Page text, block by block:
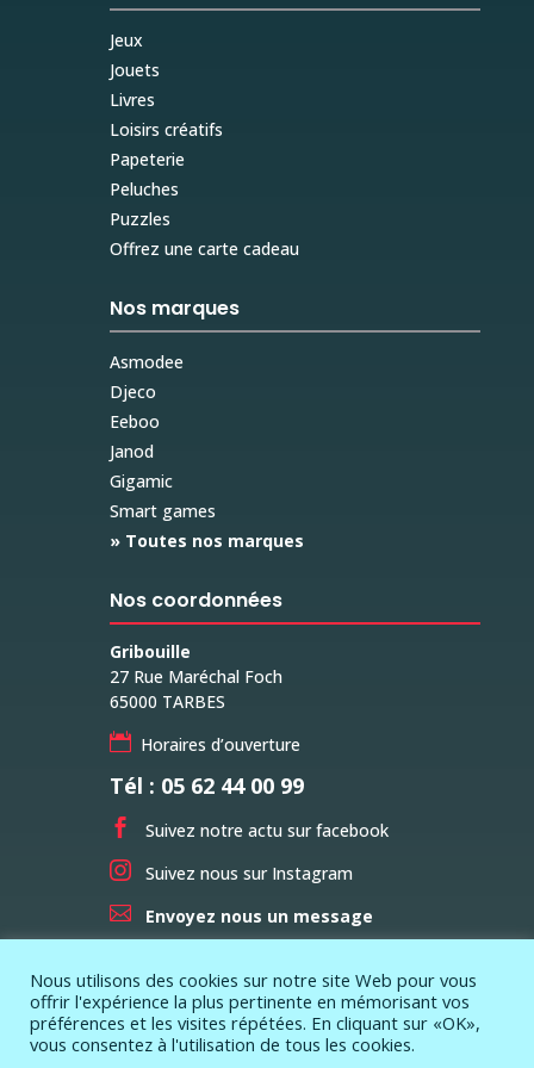
Jeux
Jouets
Livres
Loisirs créatifs
Papeterie
Peluches
Puzzles
Offrez une carte cadeau
Nos marques
Asmodee
Djeco
Eeboo
Janod
Gigamic
Smart games
» Toutes nos marques
Nos coordonnées
Gribouille
27 Rue Maréchal Foch
65000 TARBES
 Horaires d’ouverture
Tél : 05 62 44 00 99
 Suivez notre actu sur facebook
 Suivez nous sur Instagram
 Envoyez nous un message
Nous utilisons des cookies sur notre site Web pour vous
offrir l'expérience la plus pertinente en mémorisant vos
préférences et les visites répétées. En cliquant sur «OK»,
vous consentez à l'utilisation de tous les cookies.